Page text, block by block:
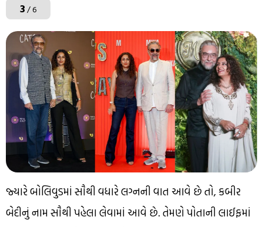
3/ 6
જ્યારે બોલિવુડમાં સૌથી વધારે લગ્નની વાત આવે છે તો, કબીર
બેદીનું નામ સૌથી પહેલા લેવામાં આવે છે. તેમણે પોતાની લાઈફમાં